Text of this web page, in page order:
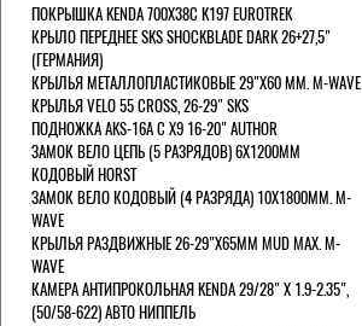
ПОКРЫШКА KENDA 700Х38С K197 EUROTREK
КРЫЛО ПЕРЕДНЕЕ SKS SHOCKBLADE DARK 26+27,5"
(ГЕРМАНИЯ)
КРЫЛЬЯ МЕТАЛЛОПЛАСТИКОВЫЕ 29"Х60 ММ. M-WAVE
КРЫЛЬЯ VELO 55 CROSS, 26-29" SKS
ПОДНОЖКА AKS-16A C X9 16-20" AUTHOR
ЗАМОК ВЕЛО ЦЕПЬ (5 РАЗРЯДОВ) 6Х1200ММ
КОДОВЫЙ HORST
ЗАМОК ВЕЛО КОДОВЫЙ (4 РАЗРЯДА) 10Х1800ММ. M-
WAVE
КРЫЛЬЯ РАЗДВИЖНЫЕ 26-29"Х65ММ MUD MAX. M-
WAVE
КАМЕРА АНТИПРОКОЛЬНАЯ KENDA 29/28" Х 1.9-2.35",
(50/58-622) АВТО НИППЕЛЬ